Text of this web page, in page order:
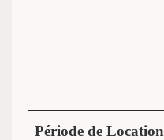
Période de Location